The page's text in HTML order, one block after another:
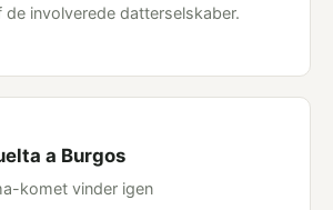
involverede datterselskaber.
a Burgos
komet vinder igen